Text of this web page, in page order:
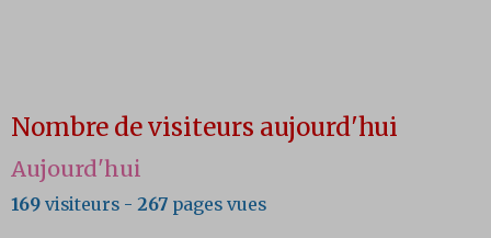
Nombre de visiteurs aujourd'hui
Aujourd'hui
169 visiteurs - 267 pages vues